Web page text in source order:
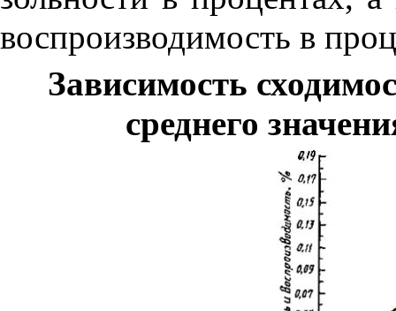
воспроизводимость в
Зависимость
среднего